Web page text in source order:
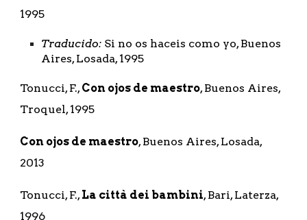
1995
Traducido: Si no os haceis como yo, Buenos
Aires, Losada, 1995
Tonucci, F., Con ojos de maestro, Buenos Aires,
Troquel, 1995
Con ojos de maestro, Buenos Aires, Losada,
2013
Tonucci, F., La città dei bambini, Bari, Laterza,
1996